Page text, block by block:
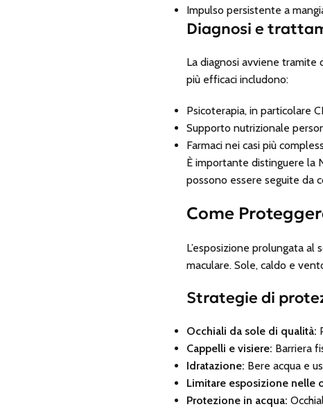
Impulso persistente a
Diagnosi e
La diagnosi avviene tramite
più efficaci includono:
Psicoterapia, in particolare
Supporto nutrizionale
Farmaci nei casi più
È importante distinguere la
possono essere seguite da
Come
L’esposizione prolungata
maculare. Sole, caldo e
Strategie di
Occhiali da sole di qualità:
Cappelli e visiere: Barriera
Idratazione: Bere acqua e
Limitare esposizione nelle
Protezione in acqua: